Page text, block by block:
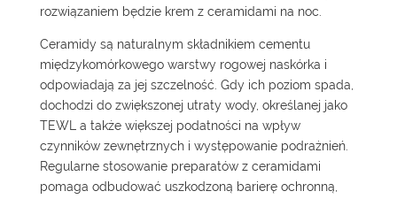
rozwiązaniem będzie krem z ceramidami na noc.
Ceramidy są naturalnym składnikiem cementu
międzykomórkowego warstwy rogowej naskórka i
odpowiadają za jej szczelność. Gdy ich poziom spada,
dochodzi do zwiększonej utraty wody, określanej jako
TEWL a także większej podatności na wpływ
czynników zewnętrznych i występowanie podrażnień.
Regularne stosowanie preparatów z ceramidami
pomaga odbudować uszkodzoną barierę ochronną,